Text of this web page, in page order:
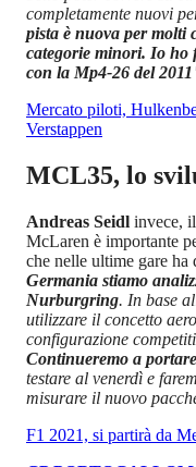
completamente nuovi
pista è nuova per molti
categorie minori. Io ho
con la Mp4-26 del
Mercato piloti,
Verstappen
MCL35, lo
Andreas Seidl invece,
McLaren è importante
che nelle ultime gare ha
Germania stiamo
Nurburgring. In base
utilizzare il concetto
configurazione
Continueremo a
testare al venerdì e
misurare il nuovo
F1 2021, si partirà da